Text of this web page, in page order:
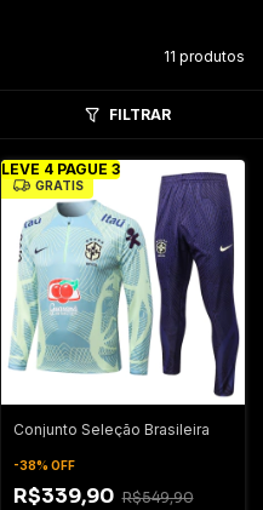
11 produtos
FILTRAR
LEVE 4 PAGUE 3
GRÁTIS
Conjunto Seleção Brasileira
-38% OFF
R$339,90 R$549,90